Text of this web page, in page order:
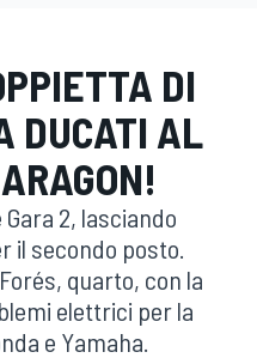
DI
DUCATI AL
2, lasciando
il secondo posto.
quarto, con la
elettrici per la
e Yamaha.